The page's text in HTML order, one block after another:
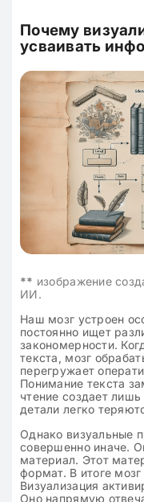
Почему
усваивать
** изображение
ИИ.
Наш мозг устроен
постоянно ищет
закономерности.
текста, мозг
перегружает
Понимание текста
чтение создает
детали легко
Однако визуальные
совершенно иначе.
материал. Этот
формат. В итоге
Визуализация
Оно напрямую